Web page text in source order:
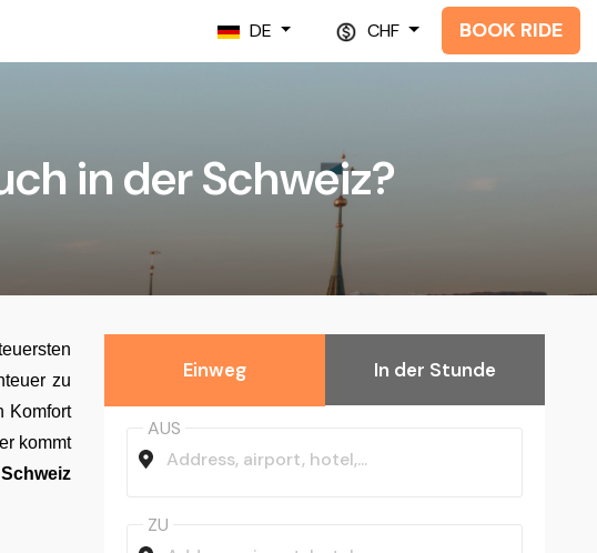
DE CHF BOOK RIDE
in der Schweiz?
zu
Komfort
kommt
Einweg In der Stunde
AUS
ZU